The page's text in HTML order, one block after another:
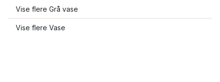
Vise flere Grå vase
Vise flere Vase